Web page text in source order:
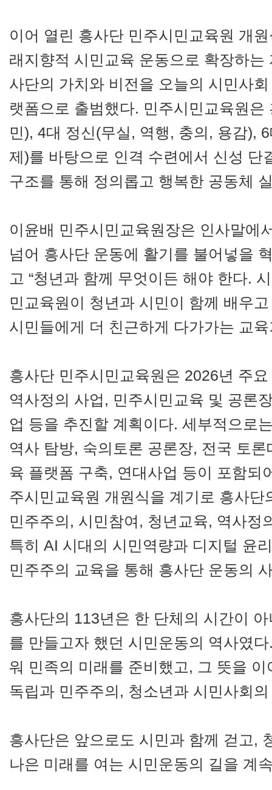
이어 열린 흥사단 민주시민교육원 개
래지향적 시민교육 운동으로 확장하
사단의 가치와 비전을 오늘의 시민사
랫폼으로 출범했다. 민주시민교육원
민), 4대 정신(무실, 역행, 충의, 용감),
제)를 바탕으로 인격 수련에서 신성
구조를 통해 정의롭고 행복한 공동체
이윤배 민주시민교육원장은 인사말에
넘어 흥사단 운동에 활기를 불어넣을
고 “청년과 함께 무엇이든 해야 한다.
민교육원이 청년과 시민이 함께 배우
시민들에게 더 친근하게 다가가는 교
흥사단 민주시민교육원은 2026년 주
역사정의 사업, 민주시민교육 및 공론
업 등을 추진할 계획이다. 세부적으로
역사 탐방, 숙의토론 공론장, 전국 토
육 플랫폼 구축, 연대사업 등이 포함되
주시민교육원 개원식을 계기로 흥사
민주주의, 시민참여, 청년교육, 역사
특히 AI 시대의 시민역량과 디지털 윤
민주주의 교육을 통해 흥사단 운동의
흥사단의 113년은 한 단체의 시간이
를 만들고자 했던 시민운동의 역사였
워 민족의 미래를 준비했고, 그 뜻을
독립과 민주주의, 청소년과 시민사회
흥사단은 앞으로도 시민과 함께 걷고,
나은 미래를 여는 시민운동의 길을 계